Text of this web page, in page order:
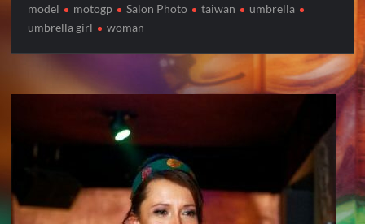
model
motogp Salon Photo taiwan
umbrella
umbrella girl
woman